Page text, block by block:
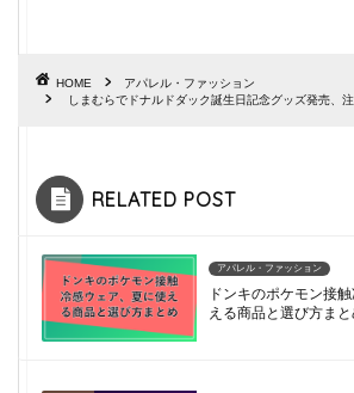
HOME
アパレル・ファッション
しまむらでドナルドダック誕生日記念グッズ発売、
RELATED POST
アパレル・ファッション
ドンキのポケモン接
える商品と選び方まと